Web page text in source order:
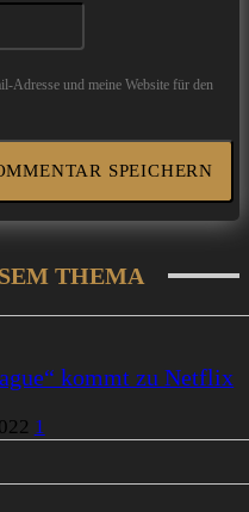
Adresse und meine Website für den
THEMA
kommt zu Netflix
1